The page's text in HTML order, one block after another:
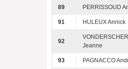
89 PERRISSOUD
91 HULEUX Annick
92
Jeanne
93 PAGNACCO